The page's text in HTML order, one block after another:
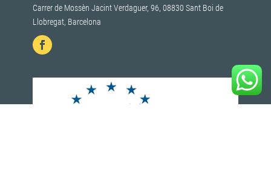
Carrer de Mossèn Jacint Verdaguer, 96, 08830 Sant Boi de
Llobregat, Barcelona